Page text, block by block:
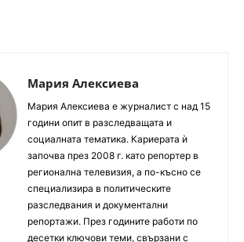
Мария Алексиева
Мария Алексиева е журналист с над 15
години опит в разследващата и
социалната тематика. Кариерата ѝ
започва през 2008 г. като репортер в
регионална телевизия, а по-късно се
специализира в политическите
разследвания и документални
репортажи. През годините работи по
десетки ключови теми, свързани с